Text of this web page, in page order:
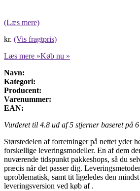
(Læs mere)
kr. (Vis fragtpris)
Læs mere »Køb nu »
Navn:
Kategori:
Producent:
Varenummer:
EAN:
Vurderet til 4.8 ud af 5 stjerner baseret på 6
Størstedelen af forretninger på nettet yder
forskellige leveringsmodeller. En af dem
nuværende tidspunkt pakkeshops, så du
præcis når det passer dig.
uproblematisk, samt tit ligeledes den
leveringsversion ved køb af .